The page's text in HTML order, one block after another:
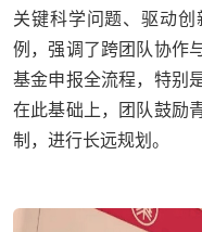
关键科学问题、驱动
例，强调了跨团队协作
基金申报全流程，特别
在此基础上，团队鼓励
制，进行长远规划。